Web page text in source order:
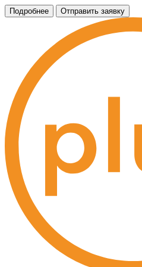
Подробнее Отправить заявку